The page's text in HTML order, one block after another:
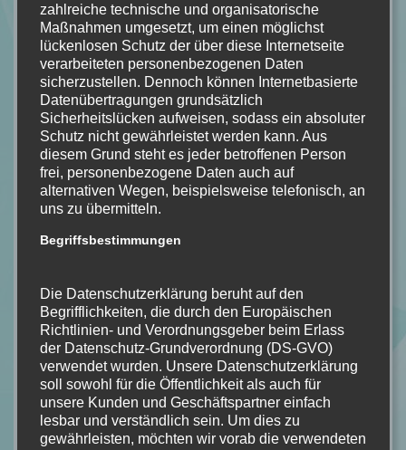
Bildquelle: LYX
Name:The Perfect Fit
Autor:Kara Atikin
Seiten:384
Verlag: LYX
Erschienen:28.07.2023
Kostenpunkt:14€
Hier zu kaufen: The Perfect Fit
zahlreiche technische und organisatorische
Maßnahmen umgesetzt, um einen möglichst
lückenlosen Schutz der über diese Internetseite
verarbeiteten personenbezogenen Daten
sicherzustellen. Dennoch können Internetbasierte
Datenübertragungen grundsätzlich
Sicherheitslücken aufweisen, sodass ein absoluter
Schutz nicht gewährleistet werden kann. Aus
diesem Grund steht es jeder betroffenen Person
frei, personenbezogene Daten auch auf
alternativen Wegen, beispielsweise telefonisch, an
uns zu übermitteln.
Begriffsbestimmungen
Die Datenschutzerklärung beruht auf den
Begrifflichkeiten, die durch den Europäischen
Richtlinien- und Verordnungsgeber beim Erlass
der Datenschutz-Grundverordnung (DS-GVO)
verwendet wurden. Unsere Datenschutzerklärung
soll sowohl für die Öffentlichkeit als auch für
unsere Kunden und Geschäftspartner einfach
lesbar und verständlich sein. Um dies zu
gewährleisten, möchten wir vorab die verwendeten